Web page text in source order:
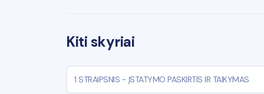
Kiti skyriai
1 STRAIPSNIS - ĮSTATYMO PASKIRTIS IR TAIKYMAS